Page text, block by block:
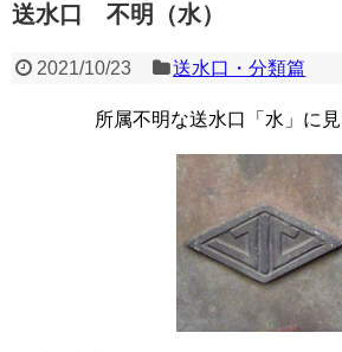
送水口 不明（水）
2021/10/23 送水口・分類篇
所属不明な送水口「水」に